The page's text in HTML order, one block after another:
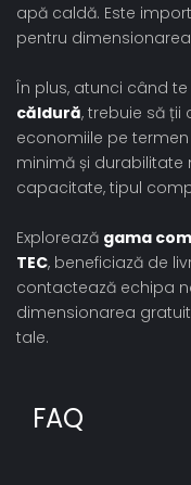
apă caldă. Este
pentru
În plus, atunci când
căldură, trebuie să ții
economiile pe
minimă și durabilitate
capacitate, tipul
Explorează gama
TEC, beneficiază de
contactează echipa
dimensionarea
tale.
FAQ